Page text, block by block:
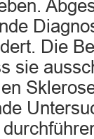
Die
sie